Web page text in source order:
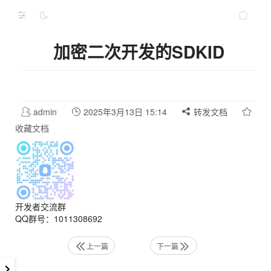
加密二次开发的SDKID
admin 2025年3月13日 15:14
转发文档
收藏文档
开发者交流群
QQ群号：1011308692
上一篇 下一篇